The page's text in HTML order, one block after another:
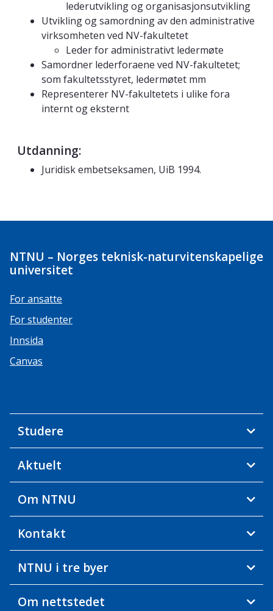
lederutvikling og organisasjonsutvikling
Utvikling og samordning av den administrative
virksomheten ved NV-fakultetet
Leder for administrativt ledermøte
Samordner lederforaene ved NV-fakultetet;
som fakultetsstyret, ledermøtet mm
Representerer NV-fakultetets i ulike fora
internt og eksternt
Utdanning:
Juridisk embetseksamen, UiB 1994.
NTNU – Norges teknisk-naturvitenskapelige
universitet
For ansatte
For studenter
Innsida
Canvas
Studere
Aktuelt
Om NTNU
Kontakt
NTNU i tre byer
Om nettstedet